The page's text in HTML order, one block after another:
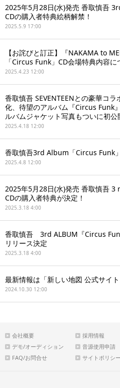
2025年5月28日(水)発売 香取慎吾
CDの購入者特典絵柄解禁！
2025.5.9 17:00
【お詫びと訂正】『NAKAMA to
「Circus Funk」CD会場特典内容に
2025.4.23 12:00
香取慎吾 SEVENTEENとの豪華コ
化、待望のアルバム『Circus Funk
ルバムジャケット写真もついに初公
2025.4.18 12:00
香取慎吾3rd Album「Circus Funk
2025.4.8 12:00
2025年5月28日(水)発売 香取慎吾 3
CDの購入者特典が決定！
2025.3.18 4:00
香取慎吾 3rd ALBUM『Circus
リリース決定
2025.3.18 4:00
最新情報は「新しい地図 公式サイ
2024.10.30 12:00
会社概要
採用情報
デモ/オーディション
音源使用申請
FAQ/お問合せ
サイトポリシー